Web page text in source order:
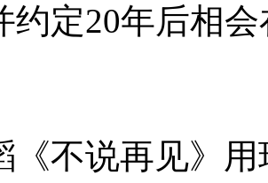
约定20年后相
说再见》用